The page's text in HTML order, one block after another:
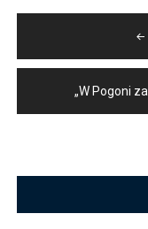
Nawigacja
wpisu
„W Pogoni